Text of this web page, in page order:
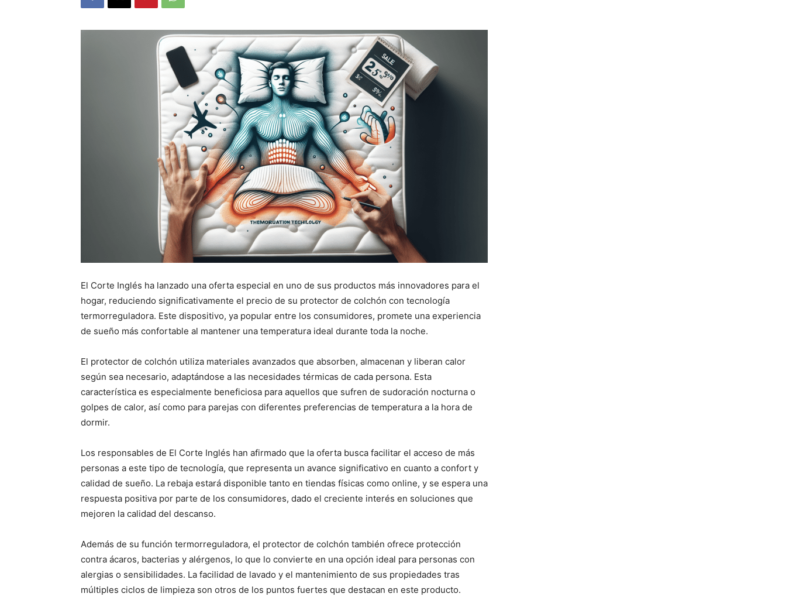
El Corte Inglés ha lanzado una oferta especial en uno de sus productos más innovadores para el
hogar, reduciendo significativamente el precio de su protector de colchón con tecnología
termorreguladora. Este dispositivo, ya popular entre los consumidores, promete una experiencia
de sueño más confortable al mantener una temperatura ideal durante toda la noche.
El protector de colchón utiliza materiales avanzados que absorben, almacenan y liberan calor
según sea necesario, adaptándose a las necesidades térmicas de cada persona. Esta
característica es especialmente beneficiosa para aquellos que sufren de sudoración nocturna o
golpes de calor, así como para parejas con diferentes preferencias de temperatura a la hora de
dormir.
Los responsables de El Corte Inglés han afirmado que la oferta busca facilitar el acceso de más
personas a este tipo de tecnología, que representa un avance significativo en cuanto a confort y
calidad de sueño. La rebaja estará disponible tanto en tiendas físicas como online, y se espera una
respuesta positiva por parte de los consumidores, dado el creciente interés en soluciones que
mejoren la calidad del descanso.
Además de su función termorreguladora, el protector de colchón también ofrece protección
contra ácaros, bacterias y alérgenos, lo que lo convierte en una opción ideal para personas con
alergias o sensibilidades. La facilidad de lavado y el mantenimiento de sus propiedades tras
múltiples ciclos de limpieza son otros de los puntos fuertes que destacan en este producto.